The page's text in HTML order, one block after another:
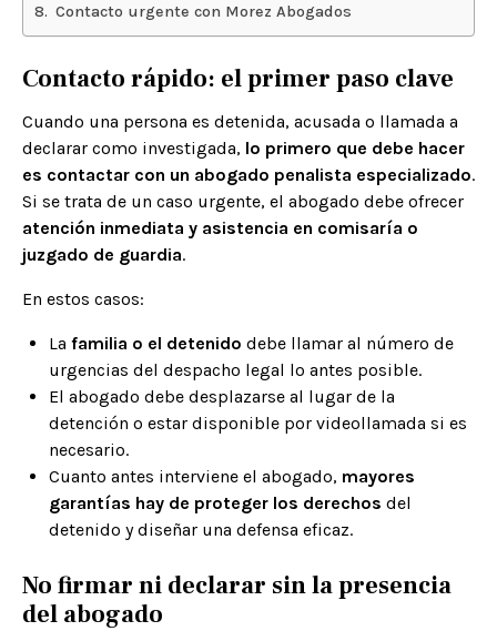
Contacto urgente con Morez Abogados
Contacto rápido: el primer paso clave
Cuando una persona es detenida, acusada o llamada a
declarar como investigada, lo primero que debe hacer
es contactar con un abogado penalista especializado.
Si se trata de un caso urgente, el abogado debe ofrecer
atención inmediata y asistencia en comisaría o
juzgado de guardia.
En estos casos:
La familia o el detenido debe llamar al número de
urgencias del despacho legal lo antes posible.
El abogado debe desplazarse al lugar de la
detención o estar disponible por videollamada si es
necesario.
Cuanto antes interviene el abogado, mayores
garantías hay de proteger los derechos del
detenido y diseñar una defensa eficaz.
No firmar ni declarar sin la presencia
del abogado